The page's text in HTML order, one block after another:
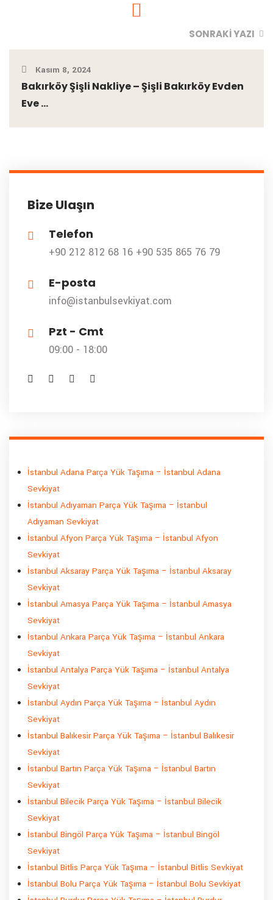
SONRAKI YAZI
Kasım 8, 2024
Bakırköy Şişli Nakliye – Şişli Bakırköy Evden
Eve ...
Bize Ulaşın
Telefon
+90 212 812 68 16 +90 535 865 76 79
E-posta
info@istanbulsevkiyat.com
Pzt - Cmt
09:00 - 18:00
İstanbul Adana Parça Yük Taşıma – İstanbul Adana
Sevkiyat
İstanbul Adıyaman Parça Yük Taşıma – İstanbul
Adıyaman Sevkiyat
İstanbul Afyon Parça Yük Taşıma – İstanbul Afyon
Sevkiyat
İstanbul Aksaray Parça Yük Taşıma – İstanbul Aksaray
Sevkiyat
İstanbul Amasya Parça Yük Taşıma – İstanbul Amasya
Sevkiyat
İstanbul Ankara Parça Yük Taşıma – İstanbul Ankara
Sevkiyat
İstanbul Antalya Parça Yük Taşıma – İstanbul Antalya
Sevkiyat
İstanbul Aydın Parça Yük Taşıma – İstanbul Aydın
Sevkiyat
İstanbul Balıkesir Parça Yük Taşıma – İstanbul Balıkesir
Sevkiyat
İstanbul Bartın Parça Yük Taşıma – İstanbul Bartın
Sevkiyat
İstanbul Bilecik Parça Yük Taşıma – İstanbul Bilecik
Sevkiyat
İstanbul Bingöl Parça Yük Taşıma – İstanbul Bingöl
Sevkiyat
İstanbul Bitlis Parça Yük Taşıma – İstanbul Bitlis Sevkiyat
İstanbul Bolu Parça Yük Taşıma – İstanbul Bolu Sevkiyat